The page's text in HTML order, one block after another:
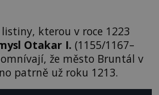
kterou v roce 1223
Otakar I. (1155/1167–
že město Bruntál v
patrně už roku 1213.